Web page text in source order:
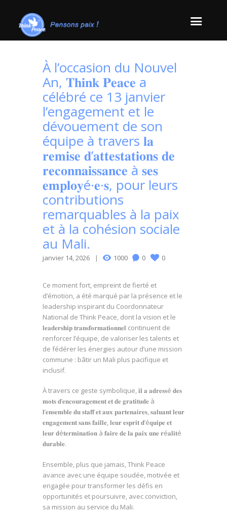
À l’occasion du Nouvel
An, 𝐓𝐡𝐢𝐧𝐤 𝐏𝐞𝐚𝐜𝐞 a
célébré ce 13 janvier
l’engagement et le
dévouement de son
équipe à travers 𝐥𝐚
𝐫𝐞𝐦𝐢𝐬𝐞 𝐝’𝐚𝐭𝐭𝐞𝐬𝐭𝐚𝐭𝐢𝐨𝐧𝐬 𝐝𝐞
𝐫𝐞𝐜𝐨𝐧𝐧𝐚𝐢𝐬𝐬𝐚𝐧𝐜𝐞 à 𝐬𝐞𝐬
𝐞𝐦𝐩𝐥𝐨𝐲é·𝐞·𝐬, pour leurs
contributions
remarquables à la paix
et à la cohésion sociale
au Mali.
janvier 14, 2026 1000 0 0
Ce moment fort, empreint de fierté et
d’émotion, a été marqué par la présence et le
leadership inspirant du Coordonnateur
National de Think Peace, dont la vision et le
𝐥𝐞𝐚𝐝𝐞𝐫𝐬𝐡𝐢𝐩 𝐭𝐫𝐚𝐧𝐬𝐟𝐨𝐫𝐦𝐚𝐭𝐢𝐨𝐧𝐧𝐞𝐥 continuent de
renforcer l’équipe, de valoriser les talents et
de fédérer les énergies autour d’une mission
commune : bâtir un Mali plus pacifique et
inclusif.
À travers ce geste symbolique, 𝐢𝐥 𝐚 𝐚𝐝𝐫𝐞𝐬𝐬é 𝐝𝐞𝐬
𝐦𝐨𝐭𝐬 𝐝’𝐞𝐧𝐜𝐨𝐮𝐫𝐚𝐠𝐞𝐦𝐞𝐧𝐭 𝐞𝐭 𝐝𝐞 𝐠𝐫𝐚𝐭𝐢𝐭𝐮𝐝𝐞 à
𝐥’𝐞𝐧𝐬𝐞𝐦𝐛𝐥𝐞 𝐝𝐮 𝐬𝐭𝐚𝐟𝐟 𝐞𝐭 𝐚𝐮𝐱 𝐩𝐚𝐫𝐭𝐞𝐧𝐚𝐢𝐫𝐞𝐬, 𝐬𝐚𝐥𝐮𝐚𝐧𝐭 𝐥𝐞𝐮𝐫
𝐞𝐧𝐠𝐚𝐠𝐞𝐦𝐞𝐧𝐭 𝐬𝐚𝐧𝐬 𝐟𝐚𝐢𝐥𝐥𝐞, 𝐥𝐞𝐮𝐫 𝐞𝐬𝐩𝐫𝐢𝐭 𝐝’é𝐪𝐮𝐢𝐩𝐞 𝐞𝐭
𝐥𝐞𝐮𝐫 𝐝é𝐭𝐞𝐫𝐦𝐢𝐧𝐚𝐭𝐢𝐨𝐧 à 𝐟𝐚𝐢𝐫𝐞 𝐝𝐞 𝐥𝐚 𝐩𝐚𝐢𝐱 𝐮𝐧𝐞 𝐫é𝐚𝐥𝐢𝐭é
𝐝𝐮𝐫𝐚𝐛𝐥𝐞.
Ensemble, plus que jamais, Think Peace
avance avec une équipe soudée, motivée et
engagée pour transformer les défis en
opportunités et poursuivre, avec conviction,
sa mission au service du Mali.